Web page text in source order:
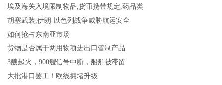
埃及海关入境限制物品,货币携带规定,药品类
胡塞武装,伊朗-以色列战争威胁航运安全
如何抢占东南亚市场
货物是否属于两用物项进出口管制产品
3艘起火，900艘信号中断，船舶被滞留
大批港口罢工！欧线拥堵升级